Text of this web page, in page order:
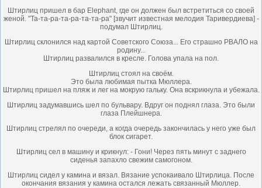
Штирлиц пришел в бар Elephant, где он должен был встретиться со своей
женой. "Та-та-ра-та-ра-та-та-ра" [звучит известная мелодия Таривердиева] -
подумал Штирлиц.
Штирлиц склонился над картой Советского Союза... Его страшно РВАЛО на
родину...
Штирлиц развалился в кресле. Голова упала на пол.
Штирлиц стоял на своём.
Это была любимая пытка Мюллера.
Штирлиц пришел на пляж и лег на мокрую гальку. Она вскрикнула и убежала.
Штирлиц задумавшись шел по бульвару. Вдруг он поднял глаза. Это были
глаза Плейшнера.
Штирлиц стрелял по очереди, а когда очередь закончилась у него уже был
блок сигарет.
Штирлиц сел в машину и крикнул: - Гони! Через пять минут с заднего
сиденья запахло свежим самогоном.
Штирлиц сидел у камина и вязал. Вязание успокаивало Штирлица. После
окончания вязания у камина остался лежать связанный Мюллер.